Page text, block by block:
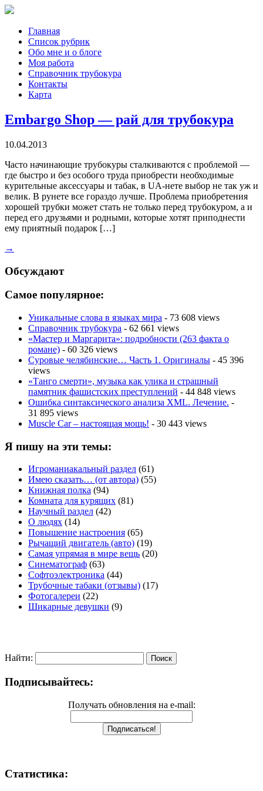
Главная
Список рубрик
Обо мне и о блоге
Моя работа
Справочник трубокура
Контакты
Карта
Embargo Shop — рай для трубокура
10.04.2013
Часто начинающие трубокуры сталкиваются с проблемой —
где быстро и без особого труда приобрести необходимые
курительные аксессуары и табак, в UA-нете выбор не так уж и
велик. В рунете все гораздо лучше. Проблема приобретения
хорошей трубки может стать не только перед трубокуром, а и
перед его друзьями и родными, которые хотят приподнести
ему приятный подарок […]
→
Обсуждают
Самое популярное:
Уникальные слова в языках мира - 73 608 views
Справочник трубокура - 62 661 views
«Мастер и Маргарита»: подробности (263 факта о
романе) - 60 326 views
Суровые челябинские… Часть 1. Оригиналы - 45 396
views
«Танго смерти», музыка как улика и страшный
памятник фашистских преступлений - 44 848 views
Ошибка синтаксического анализа XML. Лечение. -
31 895 views
Muscle Car – настоящая мощь! - 30 443 views
Я пишу на эти темы:
Игроманиакальный раздел (61)
Имею сказать… (от автора) (55)
Книжная полка (94)
Комната для курящих (81)
Научный раздел (42)
О людях (14)
Повышение настроения (65)
Рычащий двигатель (авто) (19)
Самая упрямая в мире вещь (20)
Синематограф (63)
Софтоэлектроника (44)
Трубочные табаки (отзывы) (17)
Фотогалереи (22)
Шикарные девушки (9)
Найти:
Подписывайтесь:
Получать обновления на e-mail:
Статистика: